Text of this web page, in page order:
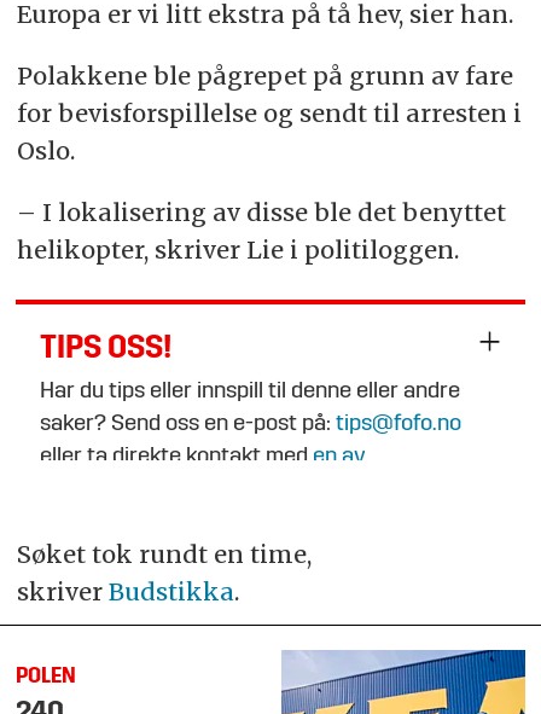
Europa er vi litt ekstra på tå hev, sier han.
Polakkene ble pågrepet på grunn av fare
for bevisforspillelse og sendt til arresten i
Oslo.
– I lokalisering av disse ble det benyttet
helikopter, skriver Lie i politiloggen.
TIPS OSS!
Har du tips eller innspill til denne eller andre
saker? Send oss en e-post på:tips@fofo.no
eller ta direkte kontakt med en av
Søket tok rundt en time,
skriver Budstikka.
POLEN